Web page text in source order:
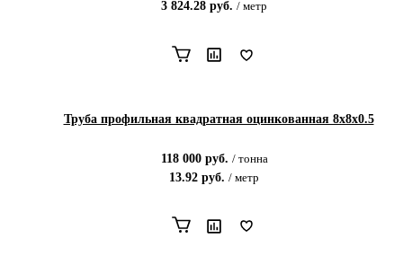
3 824.28 руб. / метр
Труба профильная квадратная оцинкованная 8х8х0.5
118 000руб. / тонна
13.92 руб. / метр